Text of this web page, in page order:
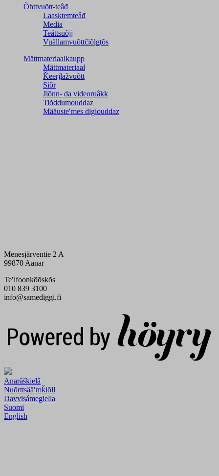
Õhttvuõtt-teâđ
Laasktemteâđ
Media
Teâttsuõjj
Vuällamvuõttčiõlǥtõs
Mättmateriaalkaupp
Mättmateriaal
Ǩeerjlažvuõtt
Siõr
Jiõnn- da videoruâkk
Tiõddumouddaz
Määusteʹmes digiouddaz
Menesjärventie 2 A
99870 Aanar
Teʹlfoonkõõskõs
010 839 3100
info@samediggi.fi
Anarâškielâ
Nuõrttsääʹmǩiõll
Davvisámegiella
Suomi
English